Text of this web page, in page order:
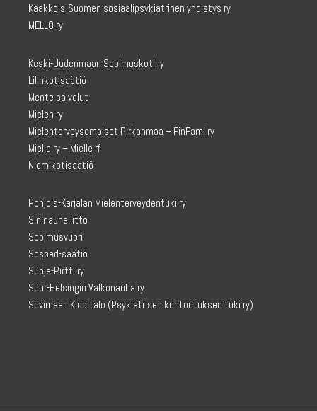
Kaakkois-Suomen sosiaalipsykiatrinen yhdistys ry
MELLO ry
Keski-Uudenmaan Sopimuskoti ry
Lilinkotisäätiö
Mente palvelut
Mielen ry
Mielenterveysomaiset Pirkanmaa – FinFami ry
Mielle ry – Mielle rf
Niemikotisäätiö
Pohjois-Karjalan Mielenterveydentuki ry
Sininauhaliitto
Sopimusvuori
Sosped-säätiö
Suoja-Pirtti ry
Suur-Helsingin Valkonauha ry
Suvimäen Klubitalo (Psykiatrisen kuntoutuksen tuki ry)